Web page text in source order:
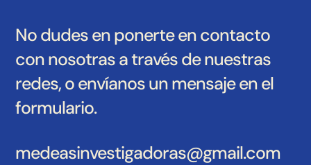
No dudes en ponerte en contacto
con nosotras a través de nuestras
redes, o envíanos un mensaje en el
formulario.
medeasinvestigadoras@gmail.com